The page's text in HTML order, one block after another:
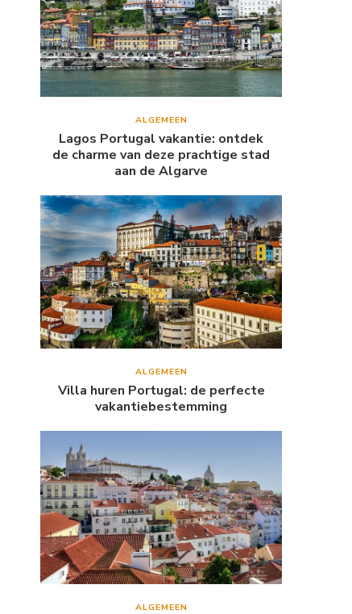
ALGEMEEN
Lagos Portugal vakantie: ontdek
de charme van deze prachtige stad
aan de Algarve
ALGEMEEN
Villa huren Portugal: de perfecte
vakantiebestemming
ALGEMEEN